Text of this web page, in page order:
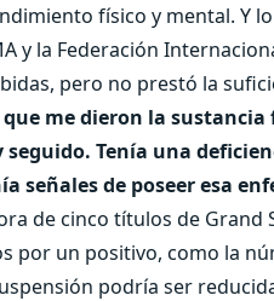
físico y mental. Y
y la Federación
pero no prestó la
me dieron la
Tenía una
señales de poseer esa
de cinco títulos de
por un positivo, como la
podría ser